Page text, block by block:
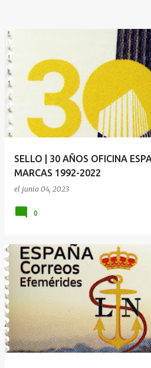
SELLO | 30 AÑOS OFICINA
MARCAS 1992-2022
el junio 04, 2023
0